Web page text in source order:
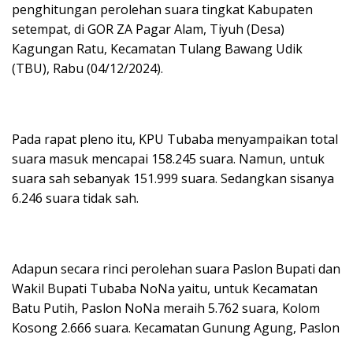
penghitungan perolehan suara tingkat Kabupaten
setempat, di GOR ZA Pagar Alam, Tiyuh (Desa)
Kagungan Ratu, Kecamatan Tulang Bawang Udik
(TBU), Rabu (04/12/2024).
Pada rapat pleno itu, KPU Tubaba menyampaikan total
suara masuk mencapai 158.245 suara. Namun, untuk
suara sah sebanyak 151.999 suara. Sedangkan sisanya
6.246 suara tidak sah.
Adapun secara rinci perolehan suara Paslon Bupati dan
Wakil Bupati Tubaba NoNa yaitu, untuk Kecamatan
Batu Putih, Paslon NoNa meraih 5.762 suara, Kolom
Kosong 2.666 suara. Kecamatan Gunung Agung, Paslon